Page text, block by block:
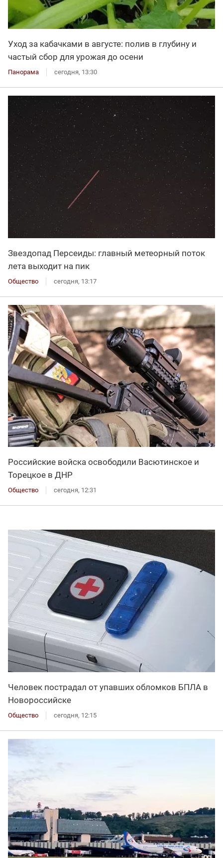
Уход за кабачками в августе: полив в глубину и
частый сбор для урожая до осени
Панорама сегодня, 13:30
Звездопад Персеиды: главный метеорный поток
лета выходит на пик
Общество сегодня, 13:17
Российские войска освободили Васютинское и
Торецкое в ДНР
Общество сегодня, 12:31
Человек пострадал от упавших обломков БПЛА в
Новороссийске
Общество сегодня, 12:15